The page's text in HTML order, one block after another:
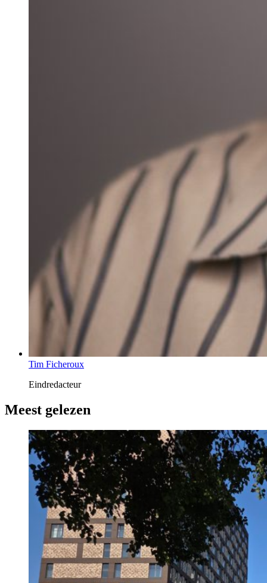
Tim Ficheroux
Eindredacteur
Meest gelezen